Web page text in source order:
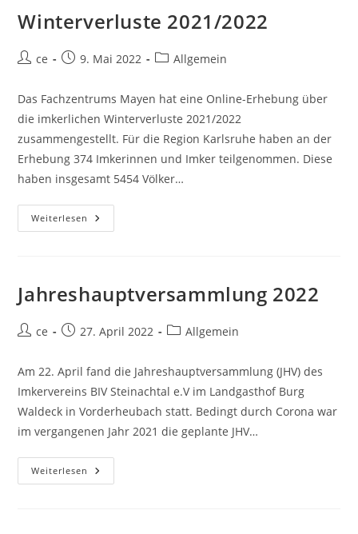
Winterverluste 2021/2022
Beitrags-
ce
Beitrag9. Mai 2022
Beitrags-
Allgemein
Das Fachzentrums Mayen hat eine Online-Erhebung über
die imkerlichen Winterverluste 2021/2022
zusammengestellt. Für die Region Karlsruhe haben an der
Erhebung 374 Imkerinnen und Imker teilgenommen. Diese
haben insgesamt 5454 Völker…
Weiterlesen Winterverluste
2021/2022
Jahreshauptversammlung 2022
Beitrags-
ce
Beitrag27. April 2022
Beitrags-
Allgemein
Am 22. April fand die Jahreshauptversammlung (JHV) des
Imkervereins BIV Steinachtal e.V im Landgasthof Burg
Waldeck in Vorderheubach statt. Bedingt durch Corona war
im vergangenen Jahr 2021 die geplante JHV…
Weiterlesen Jahreshauptversammlung
2022